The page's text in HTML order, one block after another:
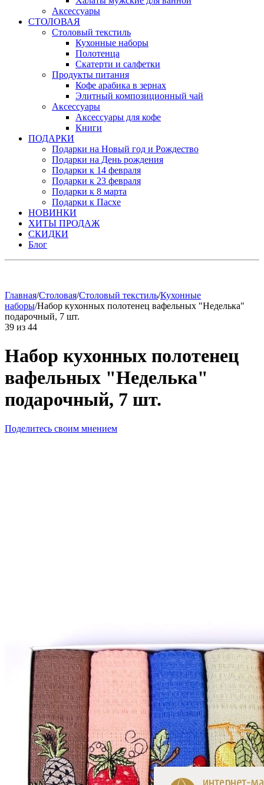
Аксессуары
СТОЛОВАЯ
Столовый текстиль
Кухонные наборы
Полотенца
Скатерти и салфетки
Продукты питания
Кофе арабика в зернах
Элитный композиционный чай
Аксессуары
Аксессуары для кофе
Книги
ПОДАРКИ
Подарки на Новый год и Рождество
Подарки на День рождения
Подарки к 14 февраля
Подарки к 23 февраля
Подарки к 8 марта
Подарки к Пасхе
НОВИНКИ
ХИТЫ ПРОДАЖ
СКИДКИ
Блог
Главная/Столовая/Столовый текстиль/Кухонные
наборы/Набор кухонных полотенец вафельных "Неделька"
подарочный, 7 шт.
39 из 44
Набор кухонных полотенец
вафельных "Неделька"
подарочный, 7 шт.
Поделитесь своим мнением